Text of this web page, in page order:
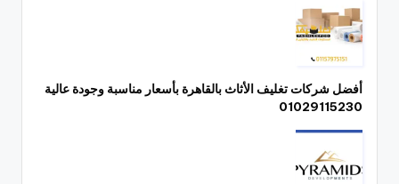
أفضل شركات تغليف الأثاث بالقاهرة بأسعار مناسبة وجودة عالية
01029115230